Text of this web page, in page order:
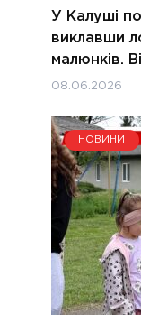
У Калуші
виклавши
малюнків.
08.06.2026
НОВИНИ